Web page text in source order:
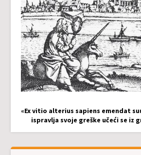
«Ex vitio alterius sapiens emendat
ispravlja svoje greške učeći se iz